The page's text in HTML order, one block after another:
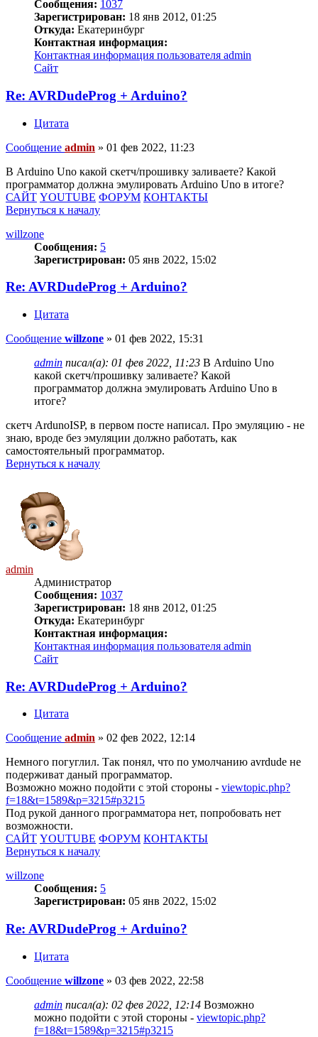
Сообщения: 1037
Зарегистрирован: 18 янв 2012, 01:25
Откуда: Екатеринбург
Контактная информация:
Контактная информация пользователя admin
Сайт
Re: AVRDudeProg + Arduino?
Цитата
Сообщение admin » 01 фев 2022, 11:23
В Arduino Uno какой скетч/прошивку заливаете? Какой
программатор должна эмулировать Arduino Uno в итоге?
САЙТ YOUTUBE ФОРУМ КОНТАКТЫ
Вернуться к началу
willzone
Сообщения: 5
Зарегистрирован: 05 янв 2022, 15:02
Re: AVRDudeProg + Arduino?
Цитата
Сообщение willzone » 01 фев 2022, 15:31
admin писал(а): 01 фев 2022, 11:23 В Arduino Uno
какой скетч/прошивку заливаете? Какой
программатор должна эмулировать Arduino Uno в
итоге?
скетч ArdunoISP, в первом посте написал. Про эмуляцию - не
знаю, вроде без эмуляции должно работать, как
самостоятельный программатор.
Вернуться к началу
admin
Администратор
Сообщения: 1037
Зарегистрирован: 18 янв 2012, 01:25
Откуда: Екатеринбург
Контактная информация:
Контактная информация пользователя admin
Сайт
Re: AVRDudeProg + Arduino?
Цитата
Сообщение admin » 02 фев 2022, 12:14
Немного погуглил. Так понял, что по умолчанию avrdude не
подерживат даный программатор.
Возможно можно подойти с этой стороны - viewtopic.php?
f=18&t=1589&p=3215#p3215
Под рукой данного программатора нет, попробовать нет
возможности.
САЙТ YOUTUBE ФОРУМ КОНТАКТЫ
Вернуться к началу
willzone
Сообщения: 5
Зарегистрирован: 05 янв 2022, 15:02
Re: AVRDudeProg + Arduino?
Цитата
Сообщение willzone » 03 фев 2022, 22:58
admin писал(а): 02 фев 2022, 12:14 Возможно
можно подойти с этой стороны - viewtopic.php?
f=18&t=1589&p=3215#p3215